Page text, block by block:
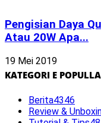
Pengisian Daya
Atau 20W Apa...
19 Mei 2019
KATEGORI E
Berita4346
Review &